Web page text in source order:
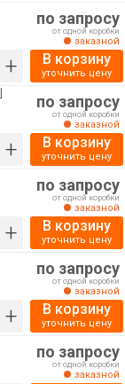
+
по запросу
от одной коробки
заказной
В корзину
уточнить цену
+
по запросу
от одной коробки
заказной
В корзину
уточнить цену
+
по запросу
от одной коробки
заказной
В корзину
уточнить цену
+
по запросу
от одной коробки
заказной
В корзину
уточнить цену
по запросу
от одной коробки
заказной